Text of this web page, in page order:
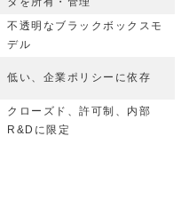
不透明なブラックボックスモ
デル
低い、企業ポリシーに依存
クローズド、許可制、内部
R&Dに限定